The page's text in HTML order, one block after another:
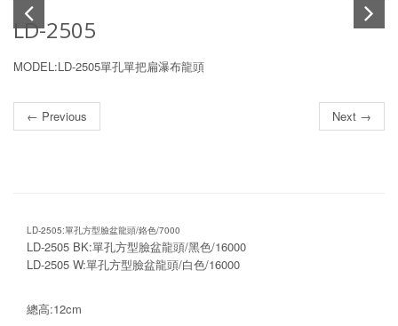
LD-2505
MODEL:LD-2505單孔單把扁瀑布龍頭
← Previous Next →
LD-2505:單孔方型臉盆龍頭/鉻色/7000
LD-2505 BK:單孔方型臉盆龍頭/黑色/16000
LD-2505 W:單孔方型臉盆龍頭/白色/16000
總高:12cm